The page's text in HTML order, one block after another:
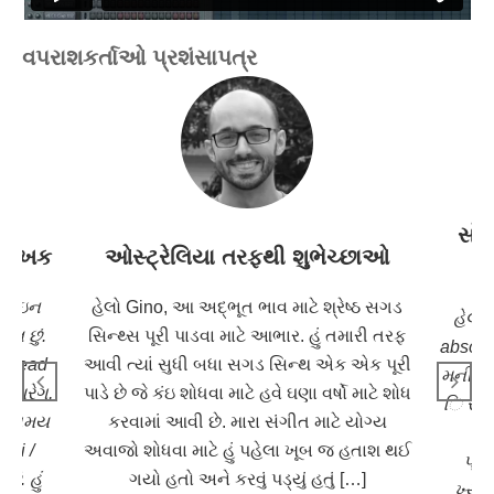
વપરાશકર્તાઓ પ્રશંસાપત્ર
લેખક
છું.
/
છું. હું
ઓસ્ટ્રેલિયા તરફથી શુભેચ્છાઓ
હેલો Gino, આ અદ્ભૂત ભાવ માટે શ્રેષ્ઠ સગડ
સિન્થ્સ પૂરી પાડવા માટે આભાર. હું તમારી તરફ
આવી ત્યાં સુધી બધા સગડ સિન્થ એક એક પૂરી
પાડે છે જે કંઇ શોધવા માટે હવે ઘણા વર્ષો માટે શોધ
કરવામાં આવી છે. મારા સંગીત માટે યોગ્ય
અવાજો શોધવા માટે હું પહેલા ખૂબ જ હતાશ થઈ
ગયો હતો અને કરવું પડ્યું હતું […]
હેલો
મની તે
િ સેટ